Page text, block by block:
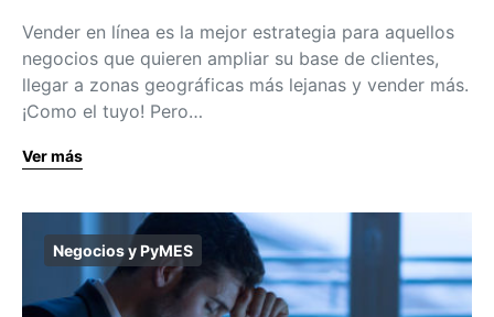
Vender en línea es la mejor estrategia para aquellos
negocios que quieren ampliar su base de clientes,
llegar a zonas geográficas más lejanas y vender más.
¡Como el tuyo! Pero…
Ver más
Negocios y PyMES